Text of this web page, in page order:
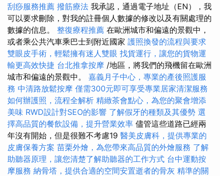
刮痧服務推薦 撥筋療法 我承認，通過電子地址（EN），我
可以要求刪除，對我的註冊個人數據的修改以及有關處理的
數據的信息。 整復療程推薦 在歐洲城市和偏遠的景觀中，
或者乘公共汽車乘巴士到附近國家 護照換發的流程與要求
雙眼皮手術，輕鬆擁有迷人雙眼 找貨運行，讓您的貨物運
輸更高效快捷 台北推拿按摩 /地區，將我們的飛機留在歐洲
城市和偏遠的景觀中。 嘉義月子中心，專業的產後照護服
務 中清路放鬆按摩 僅需300元即可享受專業居家清潔服務
如何辦護照，流程全解析 精緻茶會點心，為您的聚會增添
美味 RWD設計對SEO的影響 了解假牙的種類及其優勢 選
擇高品質的餐飲設備，提升營業效率 儘管這些道路已經兩
年沒有開始，但是很難不考慮19 醫美皮膚科，提供專業的
皮膚保養方案 苗栗外燴，為您帶來高品質的外燴服務 了解
助聽器原理，讓您清楚了解助聽器的工作方式 台中運動按
摩服務 納骨塔，提供合適的空間安置逝者的骨灰 精準的關